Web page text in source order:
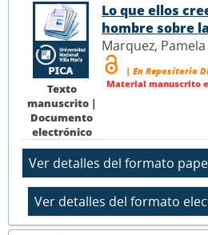
Texto
manuscrito |
Documento
electrónico
Lo que ellos
hombre sobre
Marquez, Pamela
| En Repositorio
Material manuscrito